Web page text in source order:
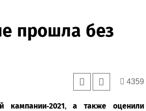
прошла без
4359
кампании-2021, а также оценили